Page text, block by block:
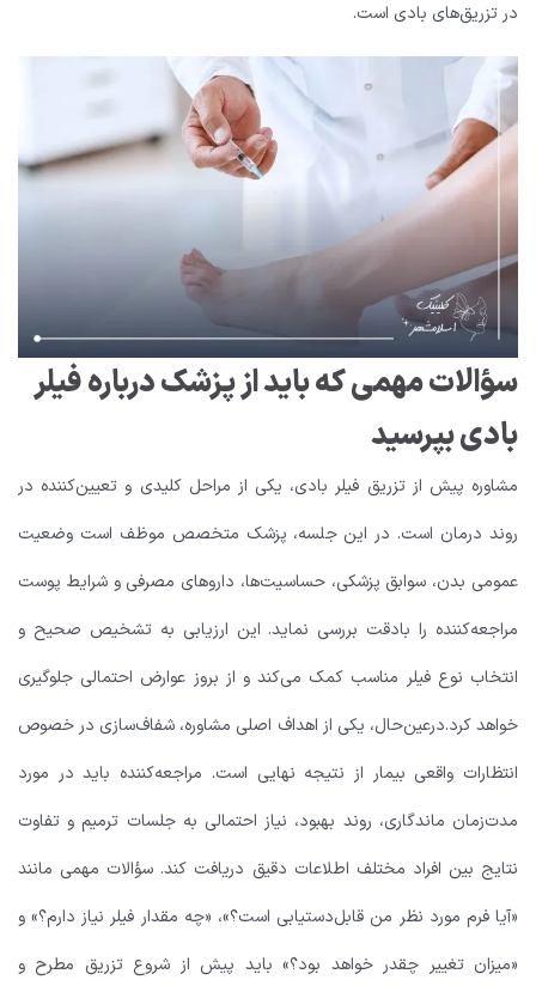
در تزریق‌های بادی است.
سؤالات مهمی که باید از پزشک درباره فیلر
بادی بپرسید
مشاوره پیش از تزریق فیلر بادی، یکی از مراحل کلیدی و تعیین‌کننده در
روند درمان است. در این جلسه، پزشک متخصص موظف است وضعیت
عمومی بدن، سوابق پزشکی، حساسیت‌ها، داروهای مصرفی و شرایط پوست
مراجعه‌کننده را بادقت بررسی نماید. این ارزیابی به تشخیص صحیح و
انتخاب نوع فیلر مناسب کمک می‌کند و از بروز عوارض احتمالی جلوگیری
خواهد کرد.درعین‌حال، یکی از اهداف اصلی مشاوره، شفاف‌سازی در خصوص
انتظارات واقعی بیمار از نتیجه نهایی است. مراجعه‌کننده باید در مورد
مدت‌زمان ماندگاری، روند بهبود، نیاز احتمالی به جلسات ترمیم و تفاوت
نتایج بین افراد مختلف اطلاعات دقیق دریافت کند. سؤالات مهمی مانند
«آیا فرم مورد نظر من قابل‌دستیابی است؟»، «چه مقدار فیلر نیاز دارم؟» و
«میزان تغییر چقدر خواهد بود؟» باید پیش از شروع تزریق مطرح و